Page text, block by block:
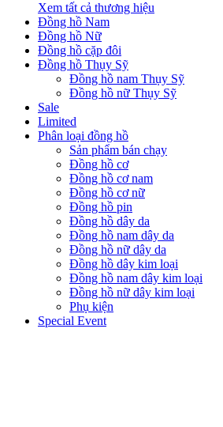
Xem tất cả thương hiệu
Đồng hồ Nam
Đồng hồ Nữ
Đồng hồ cặp đôi
Đồng hồ Thụy Sỹ
Đồng hồ nam Thụy Sỹ
Đồng hồ nữ Thụy Sỹ
Sale
Limited
Phân loại đồng hồ
Sản phẩm bán chạy
Đồng hồ cơ
Đồng hồ cơ nam
Đồng hồ cơ nữ
Đồng hồ pin
Đồng hồ dây da
Đồng hồ nam dây da
Đồng hồ nữ dây da
Đồng hồ dây kim loại
Đồng hồ nam dây kim loại
Đồng hồ nữ dây kim loại
Phụ kiện
Special Event